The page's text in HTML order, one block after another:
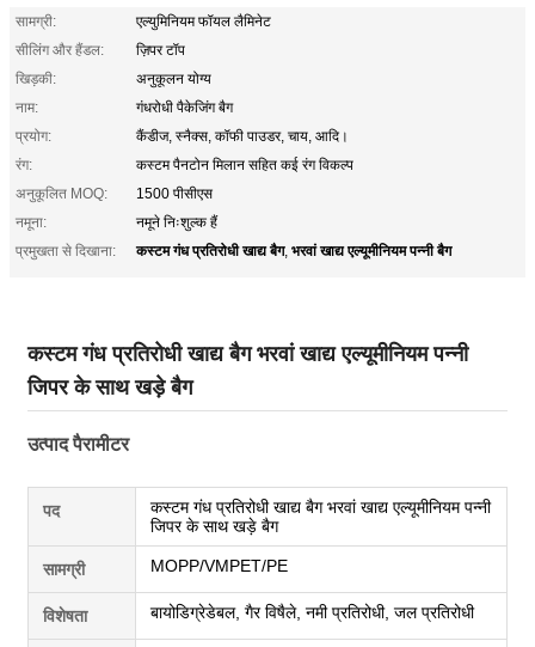
सामग्री:
एल्युमिनियम फॉयल लैमिनेट
सीलिंग और हैंडल:
ज़िपर टॉप
खिड़की:
अनुकूलन योग्य
नाम:
गंधरोधी पैकेजिंग बैग
प्रयोग:
कैंडीज, स्नैक्स, कॉफी पाउडर, चाय, आदि।
रंग:
कस्टम पैनटोन मिलान सहित कई रंग विकल्प
अनुकूलित MOQ:
1500 पीसीएस
नमूना:
नमूने निःशुल्क हैं
प्रमुखता से दिखाना:
कस्टम गंध प्रतिरोधी खाद्य बैग, भरवां खाद्य एल्यूमीनियम पन्नी बैग
कस्टम गंध प्रतिरोधी खाद्य बैग भरवां खाद्य एल्यूमीनियम पन्नी
जिपर के साथ खड़े बैग
उत्पाद पैरामीटर
पद
कस्टम गंध प्रतिरोधी खाद्य बैग भरवां खाद्य एल्यूमीनियम पन्नी
जिपर के साथ खड़े बैग
सामग्री MOPP/VMPET/PE
विशेषता बायोडिग्रेडेबल, गैर विषैले, नमी प्रतिरोधी, जल प्रतिरोधी